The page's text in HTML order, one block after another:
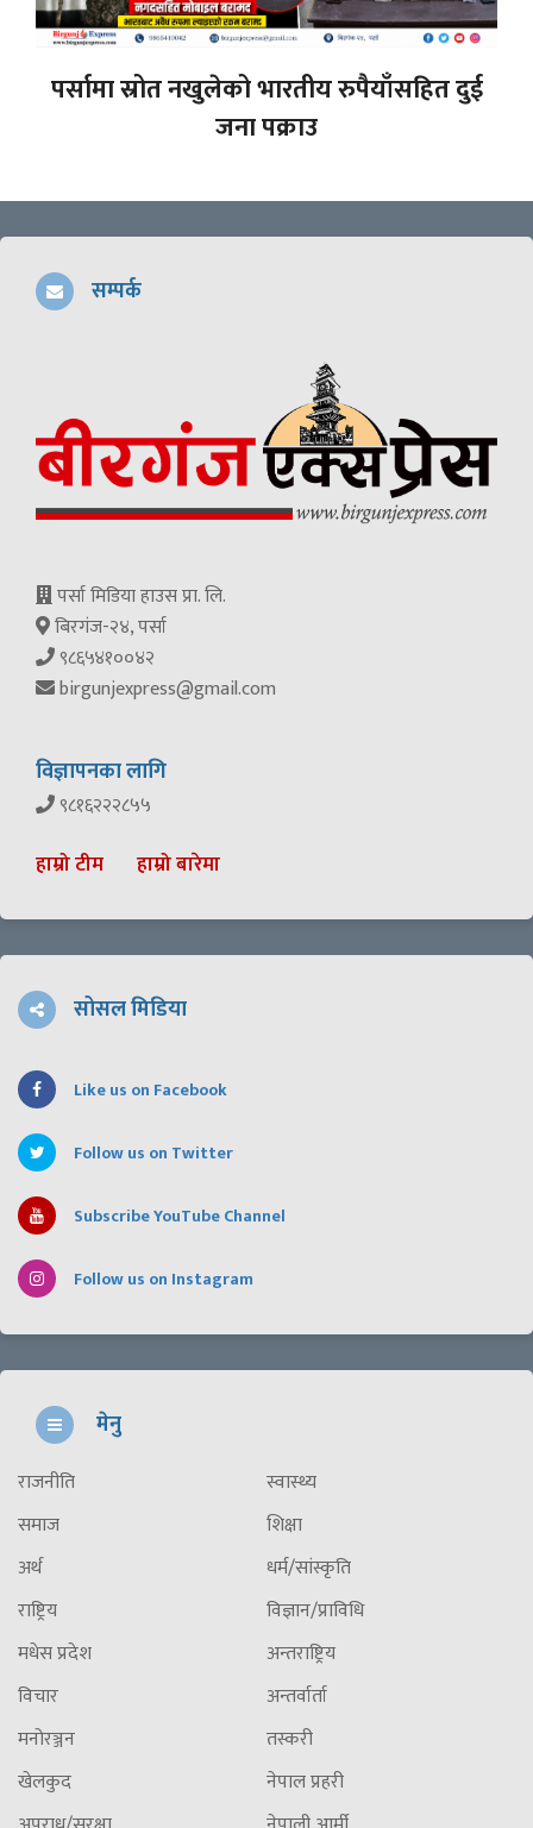
पर्सामा स्रोत नखुलेको भारतीय रुपैयाँसहित दुई
जना पक्राउ
सम्पर्क
पर्सा मिडिया हाउस प्रा. लि.
बिरगंज-२४, पर्सा
९८६५४१००४२
birgunjexpress@gmail.com
विज्ञापनका लागि
९८१६२२२८५५
हाम्रो टीम हाम्रो बारेमा
सोसल मिडिया
Like us on Facebook
Follow us on Twitter
Subscribe YouTube Channel
Follow us on Instagram
मेनु
राजनीति
समाज
अर्थ
राष्ट्रिय
मधेस प्रदेश
विचार
मनोरञ्जन
खेलकुद
स्वास्थ्य
शिक्षा
धर्म/सांस्कृति
विज्ञान/प्राविधि
अन्तराष्ट्रिय
अन्तर्वार्ता
तस्करी
नेपाल प्रहरी